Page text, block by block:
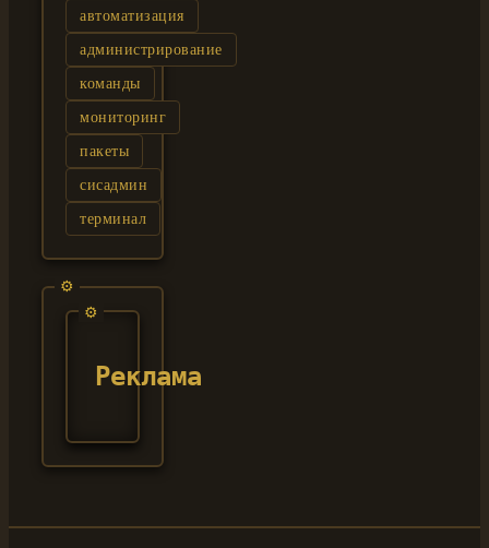
автоматизация
администрирование
команды
мониторинг
пакеты
сисадмин
терминал
Реклама